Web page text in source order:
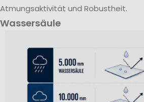
Atmungsaktivität und Robustheit.
Wassersäule